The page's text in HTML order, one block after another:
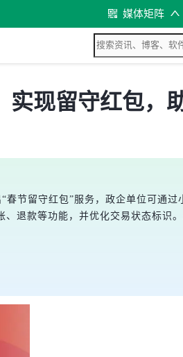
媒体矩阵
现留守红包，
节留守红包”服务，政企单位可通
退款等功能，并优化交易状态标识